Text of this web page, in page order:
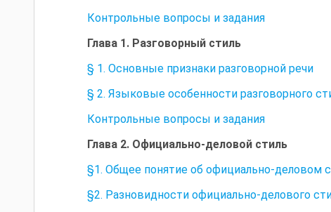
Контрольные вопросы и задания
Глава 1. Разговорный стиль
§ 1. Основные признаки разговорной речи
§ 2. Языковые особенности разговорного
Контрольные вопросы и задания
Глава 2. Официально-деловой стиль
§1. Общее понятие об официально-деловом
§2. Разновидности официально-делового